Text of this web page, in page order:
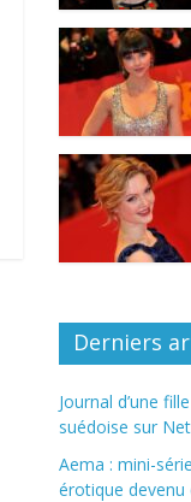
Derniers
Journal d’une
suédoise sur
Aema : mini-
érotique devenu